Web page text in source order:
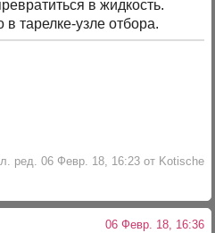
в жидкость.
в тарелке-узле отбора.
ред. 06 Февр. 18, 16:23 от Kotische
06 Февр. 18, 16:36